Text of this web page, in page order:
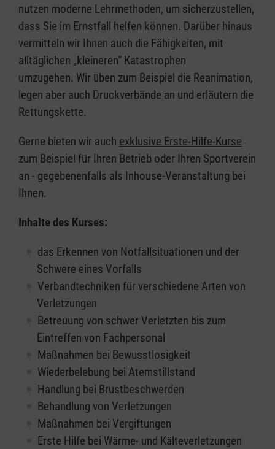
nutzen moderne Lehrmethoden, um sicherzustellen,
dass Sie im Ernstfall helfen können. Darüber hinaus
vermitteln wir Ihnen auch die Fähigkeiten, mit
alltäglichen „kleineren” Katastrophen
umzugehen. Wir üben zum Beispiel die Reanimation,
legen aber auch Druckverbände an und erläutern die
Rettungskette.
Gerne bieten wir auch exklusive Erste-Hilfe-Kurse
zum Beispiel für Ihren Betrieb oder Ihren Sportverein
an - gegebenenfalls als Inhouse-Veranstaltung bei
Ihnen.
Inhalte des Kurses:
das Erkennen von Notfallsituationen und der
Schwere eines Vorfalls
Verbandtechniken für verschiedene Arten von
Verletzungen
Betreuung von schwer Verletzten bis zum
Eintreffen von Fachpersonal
Maßnahmen bei Bewusstlosigkeit
Wiederbelebung bei Atemstillstand
Handlung bei Brustbeschwerden
Behandlung von Verletzungen
Maßnahmen bei Vergiftungen
Erste Hilfe bei Wärme- und Kälteverletzungen